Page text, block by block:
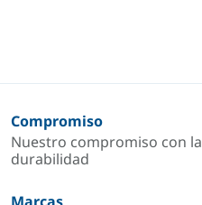
Compromiso
Nuestro compromiso con la
durabilidad